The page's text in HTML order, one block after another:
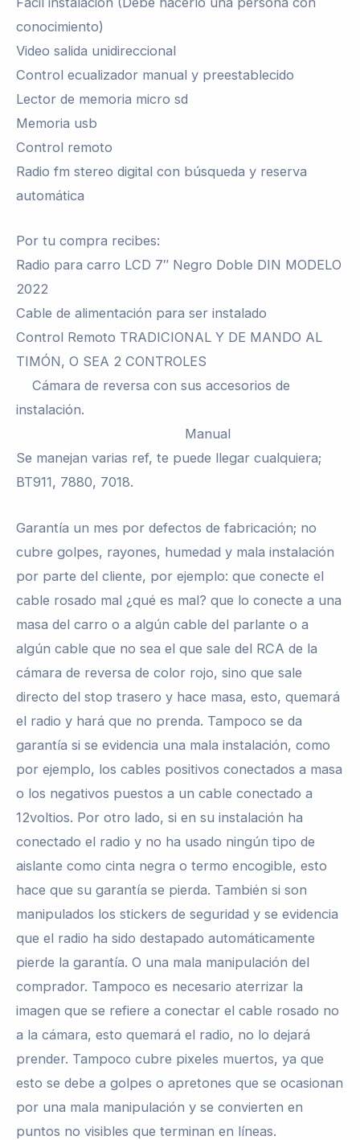
conocimiento)
Video salida unidireccional
Control ecualizador manual y preestablecido
Lector de memoria micro sd
Memoria usb
Control remoto
Radio fm stereo digital con búsqueda y reserva
automática
Por tu compra recibes:
Radio para carro LCD 7″ Negro Doble DIN MODELO
2022
Cable de alimentación para ser instalado
Control Remoto TRADICIONAL Y DE MANDO AL
TIMÓN, O SEA 2 CONTROLES
Cámara de reversa con sus accesorios de
instalación.
Manual
Se manejan varias ref, te puede llegar cualquiera;
BT911, 7880, 7018.
Garantía un mes por defectos de fabricación; no
cubre golpes, rayones, humedad y mala instalación
por parte del cliente, por ejemplo: que conecte el
cable rosado mal ¿qué es mal? que lo conecte a una
masa del carro o a algún cable del parlante o a
algún cable que no sea el que sale del RCA de la
cámara de reversa de color rojo, sino que sale
directo del stop trasero y hace masa, esto, quemará
el radio y hará que no prenda. Tampoco se da
garantía si se evidencia una mala instalación, como
por ejemplo, los cables positivos conectados a masa
o los negativos puestos a un cable conectado a
12voltios. Por otro lado, si en su instalación ha
conectado el radio y no ha usado ningún tipo de
aislante como cinta negra o termo encogible, esto
hace que su garantía se pierda. También si son
manipulados los stickers de seguridad y se evidencia
que el radio ha sido destapado automáticamente
pierde la garantía. O una mala manipulación del
comprador. Tampoco es necesario aterrizar la
imagen que se refiere a conectar el cable rosado no
a la cámara, esto quemará el radio, no lo dejará
prender. Tampoco cubre pixeles muertos, ya que
esto se debe a golpes o apretones que se ocasionan
por una mala manipulación y se convierten en
puntos no visibles que terminan en líneas.